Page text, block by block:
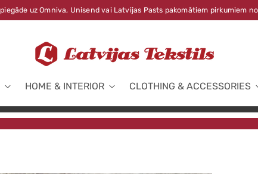
uz Omniva, Unisend vai Latvijas Pasts pakomātiem pirkumiem
HOME & INTERIOR CLOTHING & ACCESSORIES